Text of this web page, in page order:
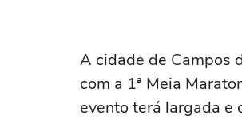
A cidade de Campos
com a 1ª Meia
evento terá largada e